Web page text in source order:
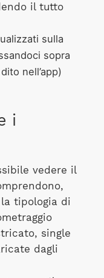
il tutto
sulla
sopra
nell’app)
i
vedere il
tipologia di
single
dagli